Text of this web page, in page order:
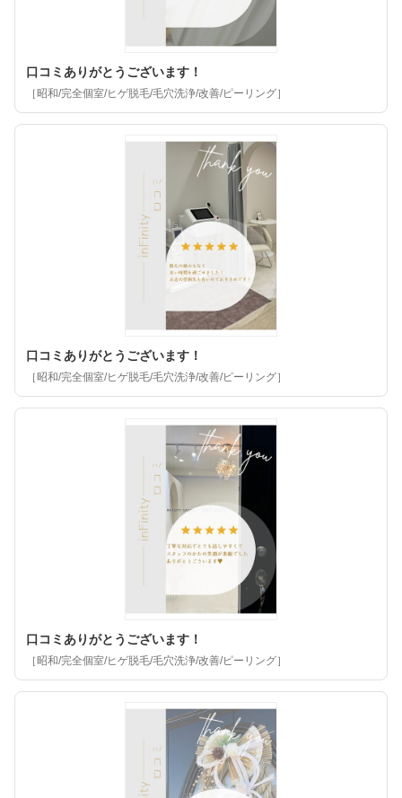
口コミありがとうございます！
［昭和/完全個室/ヒゲ脱毛/毛穴洗浄/改善/ピーリング］
口コミありがとうございます！
［昭和/完全個室/ヒゲ脱毛/毛穴洗浄/改善/ピーリング］
口コミありがとうございます！
［昭和/完全個室/ヒゲ脱毛/毛穴洗浄/改善/ピーリング］